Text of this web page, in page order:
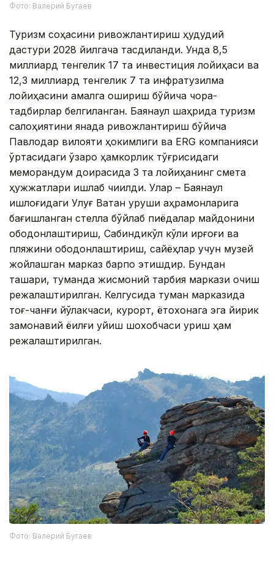
Фото: Валерий Бугаев
Туризм соҳасини ривожлантириш ҳудудий
дастури 2028 йилгача тасдиқланди. Унда 8,5
миллиард тенгелик 17 та инвестиция лойиҳаси ва
12,3 миллиард тенгелик 7 та инфратузилма
лойиҳасини амалга ошириш бўйича чора-
тадбирлар белгиланган. Баянаул шаҳрида туризм
салоҳиятини янада ривожлантириш бўйича
Павлодар вилояти ҳокимлиги ва ERG компанияси
ўртасидаги ўзаро ҳамкорлик тўғрисидаги
меморандум доирасида 3 та лойиҳанинг смета
ҳужжатлари ишлаб чиқилди. Улар – Баянаул
қишлоғидаги Улуғ Ватан уруши қаҳрамонларига
бағишланган стелла бўйлаб пиёдалар майдонини
ободонлаштириш, Сабиндикўл кўли қирғоғи ва
пляжини ободонлаштириш, сайёҳлар учун музей
жойлашган марказ барпо этишдир. Бундан
ташқари, туманда жисмоний тарбия маркази очиш
режалаштирилган. Келгусида туман марказида
тоғ-чанғи йўлакчаси, курорт, ётоқхонага эга йирик
замонавий ёқилғи қуйиш шохобчаси қуриш ҳам
режалаштирилган.
Фото: Валерий Бугаев